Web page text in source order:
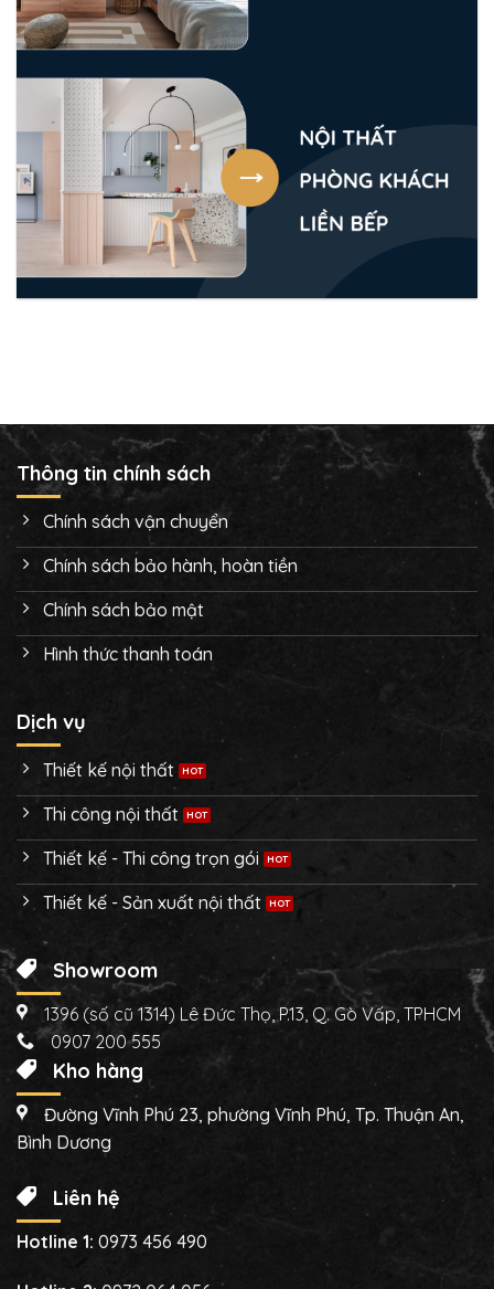
Thông tin chính sách
Chính sách vận chuyển
Chính sách bảo hành, hoàn tiền
Chính sách bảo mật
Hình thức thanh toán
Dịch vụ
Thiết kế nội thất
Thi công nội thất
Thiết kế - Thi công trọn gói
Thiết kế - Sản xuất nội thất
Showroom
1396 (số cũ 1314) Lê Đức Thọ, P.13, Q. Gò Vấp, TPHCM
0907 200 555
Kho hàng
Đường Vĩnh Phú 23, phường Vĩnh Phú, Tp. Thuận An,
Bình Dương
Liên hệ
Hotline 1: 0973 456 490